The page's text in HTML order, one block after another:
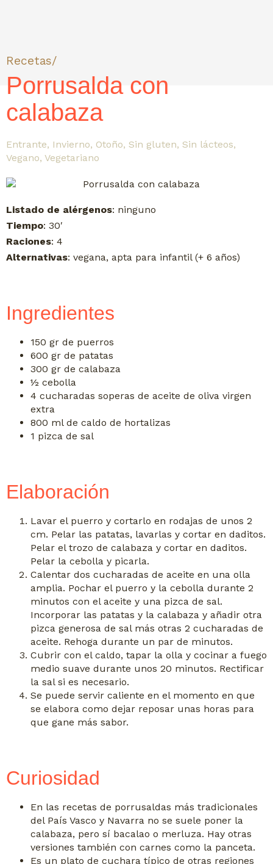
Recetas/
Porrusalda con
calabaza
Entrante, Invierno, Otoño, Sin gluten, Sin lácteos,
Vegano, Vegetariano
Listado de alérgenos: ninguno
Tiempo: 30′
Raciones: 4
Alternativas: vegana, apta para infantil (+ 6 años)
Ingredientes
150 gr de puerros
600 gr de patatas
300 gr de calabaza
½ cebolla
4 cucharadas soperas de aceite de oliva virgen
extra
800 ml de caldo de hortalizas
1 pizca de sal
Elaboración
Lavar el puerro y cortarlo en rodajas de unos 2
cm. Pelar las patatas, lavarlas y cortar en daditos.
Pelar el trozo de calabaza y cortar en daditos.
Pelar la cebolla y picarla.
Calentar dos cucharadas de aceite en una olla
amplia. Pochar el puerro y la cebolla durante 2
minutos con el aceite y una pizca de sal.
Incorporar las patatas y la calabaza y añadir otra
pizca generosa de sal más otras 2 cucharadas de
aceite. Rehoga durante un par de minutos.
Cubrir con el caldo, tapar la olla y cocinar a fuego
medio suave durante unos 20 minutos. Rectificar
la sal si es necesario.
Se puede servir caliente en el momento en que
se elabora como dejar reposar unas horas para
que gane más sabor.
Curiosidad
En las recetas de porrusaldas más tradicionales
del País Vasco y Navarra no se suele poner la
calabaza, pero sí bacalao o merluza. Hay otras
versiones también con carnes como la panceta.
Es un plato de cuchara típico de otras regiones